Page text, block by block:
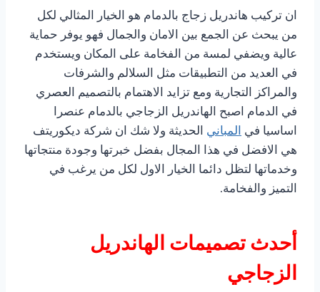
ان تركيب هاندريل زجاج بالدمام هو الخيار المثالي لكل
من يبحث عن الجمع بين الامان والجمال فهو يوفر حماية
عالية ويضفي لمسة من الفخامة على المكان ويستخدم
في العديد من التطبيقات مثل السلالم والشرفات
والمراكز التجارية ومع تزايد الاهتمام بالتصميم العصري
في الدمام اصبح الهاندريل الزجاجي بالدمام عنصرا
اساسيا فيالمبانيالحديثة ولا شك ان شركة ديكوريتف
هي الافضل في هذا المجال بفضل خبرتها وجودة منتجاتها
وخدماتها لتظل دائما الخيار الاول لكل من يرغب في
التميز والفخامة.
أحدث تصميمات الهاندريل
الزجاجي